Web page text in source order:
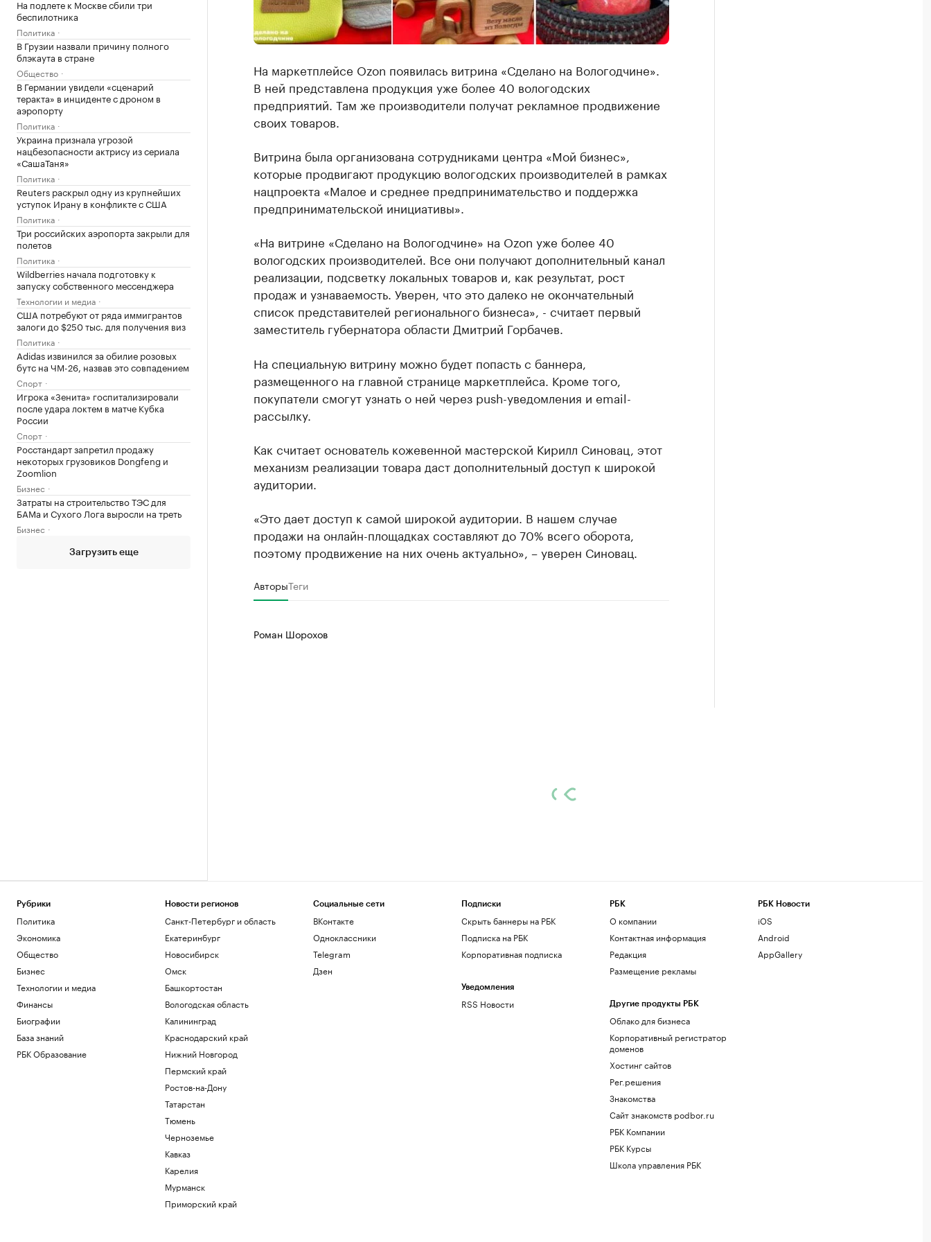
На подлете к Москве сбили три
беспилотника
Политика
В Грузии назвали причину полного
блэкаута в стране
Общество
В Германии увидели «сценарий
теракта» в инциденте с дроном в
аэропорту
Политика
Украина признала угрозой
нацбезопасности актрису из сериала
«СашаТаня»
Политика
Reuters раскрыл одну из крупнейших
уступок Ирану в конфликте с США
Политика
Три российских аэропорта закрыли для
полетов
Политика
Wildberries начала подготовку к
запуску собственного мессенджера
Технологии и медиа
США потребуют от ряда иммигрантов
залоги до $250 тыс. для получения виз
Политика
Adidas извинился за обилие розовых
бутс на ЧМ-26, назвав это совпадением
Спорт
Игрока «Зенита» госпитализировали
после удара локтем в матче Кубка
России
Спорт
Росстандарт запретил продажу
некоторых грузовиков Dongfeng и
Zoomlion
Бизнес
Затраты на строительство ТЭС для
БАМа и Сухого Лога выросли на треть
Бизнес
Загрузить еще
На маркетплейсе Ozon появилась витрина «Сделано на Вологодчине».
В ней представлена продукция уже более 40 вологодских
предприятий. Там же производители получат рекламное продвижение
своих товаров.
Витрина была организована сотрудниками центра «Мой бизнес»,
которые продвигают продукцию вологодских производителей в рамках
нацпроекта «Малое и среднее предпринимательство и поддержка
предпринимательской инициативы».
«На витрине «Сделано на Вологодчине» на Ozon уже более 40
вологодских производителей. Все они получают дополнительный канал
реализации, подсветку локальных товаров и, как результат, рост
продаж и узнаваемость. Уверен, что это далеко не окончательный
список представителей регионального бизнеса», - считает первый
заместитель губернатора области Дмитрий Горбачев.
На специальную витрину можно будет попасть с баннера,
размещенного на главной странице маркетплейса. Кроме того,
покупатели смогут узнать о ней через push-уведомления и email-
рассылку.
Как считает основатель кожевенной мастерской Кирилл Синовац, этот
механизм реализации товара даст дополнительный доступ к широкой
аудитории.
«Это дает доступ к самой широкой аудитории. В нашем случае
продажи на онлайн-площадках составляют до 70% всего оборота,
поэтому продвижение на них очень актуально», – уверен Синовац.
АвторыТеги
Роман Шорохов
Рубрики
Политика
Экономика
Общество
Бизнес
Технологии и медиа
Финансы
Биографии
База знаний
РБК Образование
Новости регионов
Санкт-Петербург и область
Екатеринбург
Новосибирск
Омск
Башкортостан
Вологодская область
Калининград
Краснодарский край
Нижний Новгород
Пермский край
Ростов-на-Дону
Татарстан
Тюмень
Черноземье
Кавказ
Карелия
Мурманск
Приморский край
Социальные сети
ВКонтакте
Одноклассники
Telegram
Дзен
Подписки
Скрыть баннеры на РБК
Подписка на РБК
Корпоративная подписка
Уведомления
RSS Новости
РБК
О компании
Контактная информация
Редакция
Размещение рекламы
Другие продукты РБК
Облако для бизнеса
Корпоративный регистратор
доменов
Хостинг сайтов
Рег.решения
Знакомства
Сайт знакомств podbor.ru
РБК Компании
РБК Курсы
Школа управления РБК
РБК Новости
iOS
Android
AppGallery